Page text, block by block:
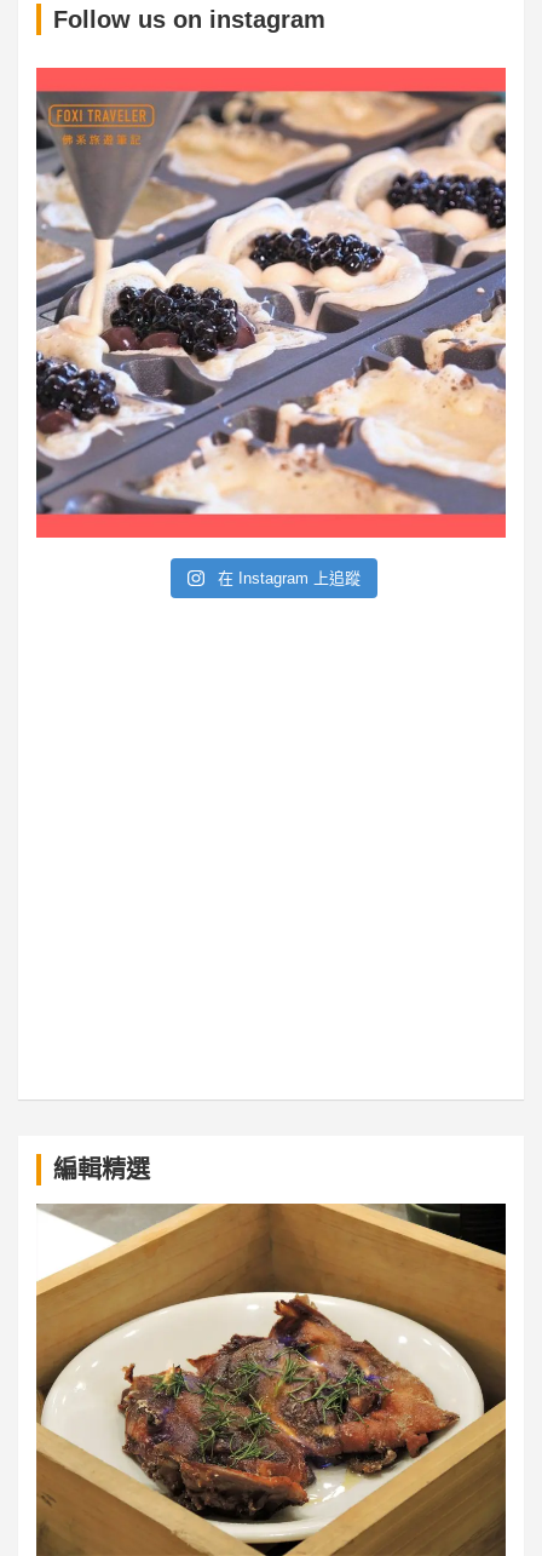
S
e
a
Follow us on instagram
在 Instagram 上追蹤
編輯精選